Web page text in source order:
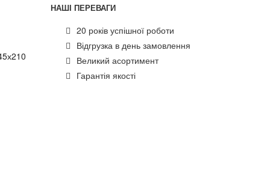
НАШІ ПЕРЕВАГИ
20 років успішної роботи
Відгрузка в день замовлення
Великий асортимент
Гарантія якості